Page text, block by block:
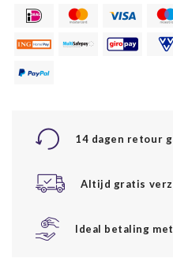
14 dagen retour
Altijd gratis
Ideal betaling